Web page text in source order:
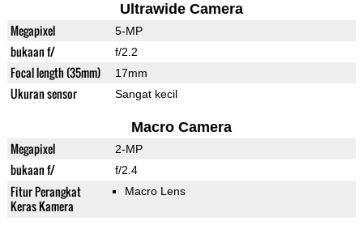
Ultrawide Camera
Megapixel 5-MP
bukaan f/ f/2.2
Focal length (35mm) 17mm
Ukuran sensor Sangat kecil
Macro Camera
Megapixel 2-MP
bukaan f/ f/2.4
Fitur Perangkat
Keras Kamera
Macro Lens